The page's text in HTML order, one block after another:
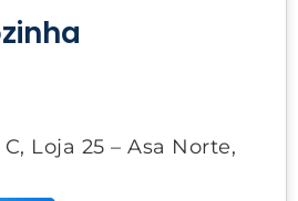
Loja 25 – Asa Norte,